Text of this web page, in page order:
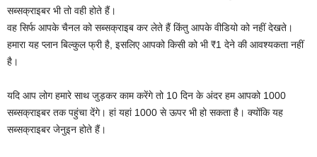
सब्सक्राइबर भी तो वही होते हैं।
वह सिर्फ आपके चैनल को सब्सक्राइब कर लेते हैं किंतु आपके वीडियो को नहीं देखते।
हमारा यह प्लान बिल्कुल फ्री है, इसलिए आपको किसी को भी ₹1 देने की आवश्यकता नहीं
है।
यदि आप लोग हमारे साथ जुड़कर काम करेंगे तो 10 दिन के अंदर हम आपको 1000
सब्सक्राइबर तक पहुंचा देंगे। हां यहां 1000 से ऊपर भी हो सकता है। क्योंकि यह
सब्सक्राइबर जेनुइन होते हैं।